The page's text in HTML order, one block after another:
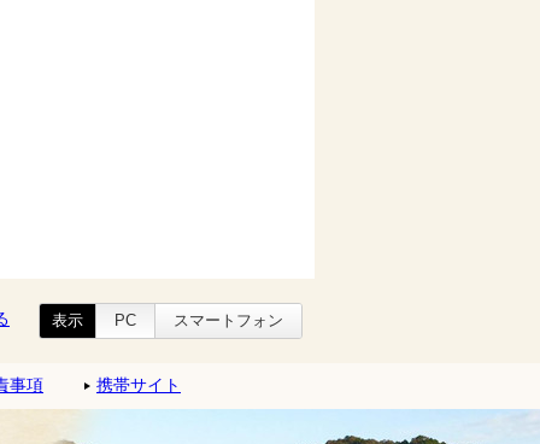
表示 PC スマートフォン
事項 携帯サイト